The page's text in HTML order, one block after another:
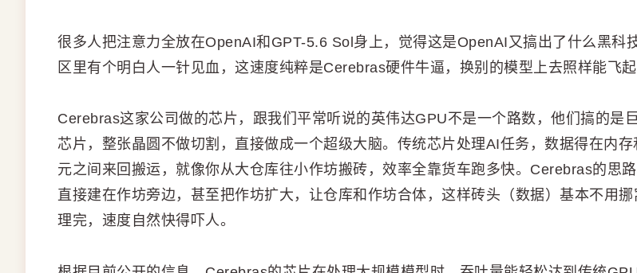
很多人把注意力全放在OpenAI和GPT-5.6 Sol身上，觉得这是OpenAI又搞出了什么黑科
区里有个明白人一针见血，这速度纯粹是Cerebras硬件牛逼，换别的模型上去照样能飞起
Cerebras这家公司做的芯片，跟我们平常听说的英伟达GPU不是一个路数，他们搞的是
芯片，整张晶圆不做切割，直接做成一个超级大脑。传统芯片处理AI任务，数据得在内存
元之间来回搬运，就像你从大仓库往小作坊搬砖，效率全靠货车跑多快。Cerebras的思
直接建在作坊旁边，甚至把作坊扩大，让仓库和作坊合体，这样砖头（数据）基本不用挪
理完，速度自然快得吓人。